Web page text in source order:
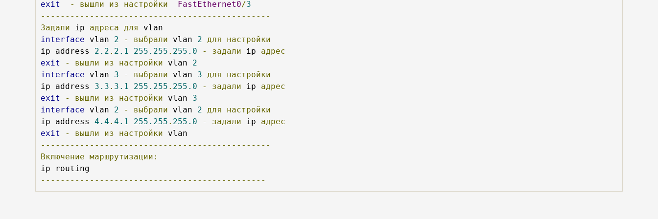
exit - вышли из настройки FastEthernet0/3
-----------------------------------------------
Задали ip адреса для
interface vlan 2 - выбрали vlan 2 для
настройки
ip address 2.2 . 2.1 255.255 . 255.0 - задали ip адрес
exit
- вышли из настройки vlan 2
interface vlan 3 - выбрали vlan 3 для
настройки
ip address 3.3 . 3.1 255.255 . 255.0 - задали ip адрес
exit
- вышли из настройки vlan 3
interface vlan 2 - выбрали vlan 2 для
настройки
ip address 4.4 . 4.1 255.255 . 255.0 - задали ip адрес
exit
- вышли из настройки
-----------------------------------------------
Включение маршрутизации:
----------------------------------------------